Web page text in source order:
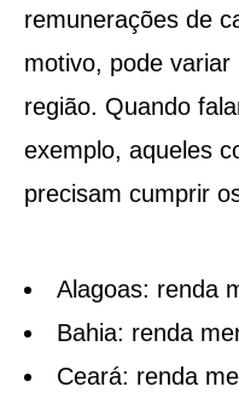
remunerações de
motivo, pode
região. Quando
exemplo, aqueles
precisam cumprir
Alagoas: renda
Bahia: renda
Ceará: renda